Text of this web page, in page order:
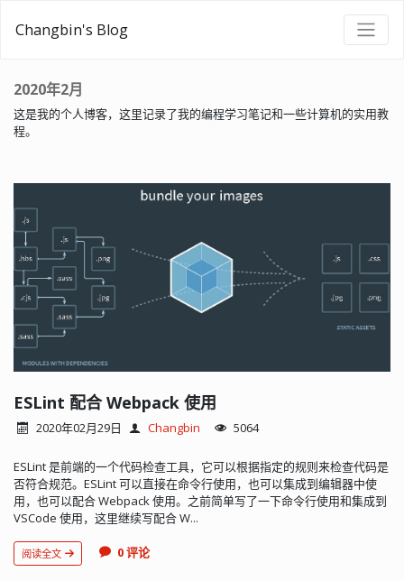
Changbin's Blog
2020年2月
这是我的个人博客，这里记录了我的编程学习笔记和一些计算机的实用教
程。
ESLint 配合 Webpack 使用
2020年02月29日 Changbin 5064
ESLint 是前端的一个代码检查工具，它可以根据指定的规则来检查代码是
否符合规范。ESLint 可以直接在命令行使用，也可以集成到编辑器中使
用，也可以配合 Webpack 使用。之前简单写了一下命令行使用和集成到
VSCode 使用，这里继续写配合 W...
阅读全文 0 评论